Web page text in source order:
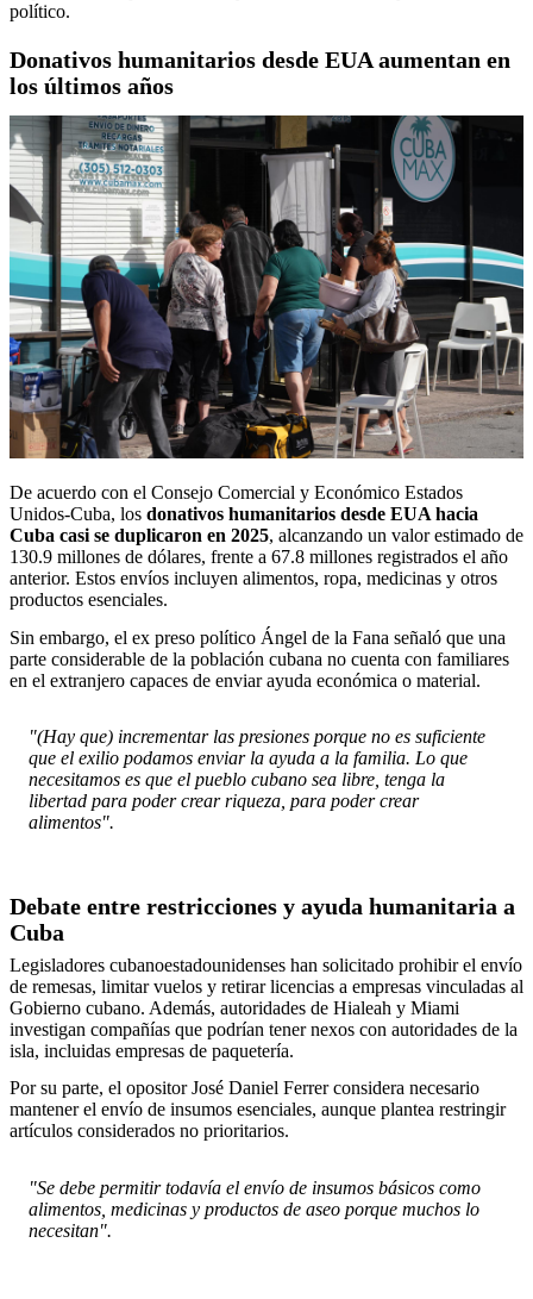
político.
Donativos humanitarios desde EUA aumentan en
los últimos años
De acuerdo con el Consejo Comercial y Económico Estados
Unidos-Cuba, los donativos humanitarios desde EUA hacia
Cuba casi se duplicaron en 2025, alcanzando un valor estimado de
130.9 millones de dólares, frente a 67.8 millones registrados el año
anterior. Estos envíos incluyen alimentos, ropa, medicinas y otros
productos esenciales.
Sin embargo, el ex preso político Ángel de la Fana señaló que una
parte considerable de la población cubana no cuenta con familiares
en el extranjero capaces de enviar ayuda económica o material.
"(Hay que) incrementar las presiones porque no es suficiente
que el exilio podamos enviar la ayuda a la familia. Lo que
necesitamos es que el pueblo cubano sea libre, tenga la
libertad para poder crear riqueza, para poder crear
alimentos".
Debate entre restricciones y ayuda humanitaria a
Cuba
Legisladores cubanoestadounidenses han solicitado prohibir el envío
de remesas, limitar vuelos y retirar licencias a empresas vinculadas al
Gobierno cubano. Además, autoridades de Hialeah y Miami
investigan compañías que podrían tener nexos con autoridades de la
isla, incluidas empresas de paquetería.
Por su parte, el opositor José Daniel Ferrer considera necesario
mantener el envío de insumos esenciales, aunque plantea restringir
artículos considerados no prioritarios.
"Se debe permitir todavía el envío de insumos básicos como
alimentos, medicinas y productos de aseo porque muchos lo
necesitan".